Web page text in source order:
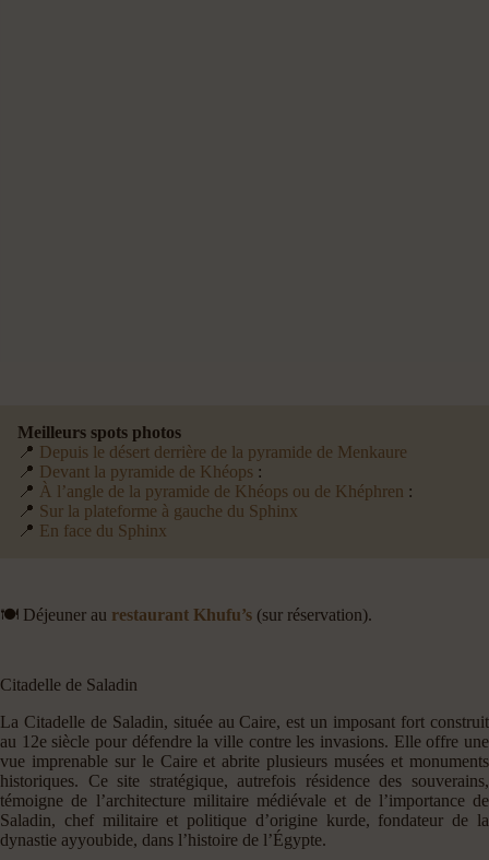
Meilleurs spots photos
📍 Depuis le désert derrière de la pyramide de Menkaure
📍 Devant la pyramide de Khéops :
📍 À l’angle de la pyramide de Khéops ou de Khéphren :
📍 Sur la plateforme à gauche du Sphinx
📍 En face du Sphinx
🍽️ Déjeuner au restaurant Khufu’s (sur réservation).
Citadelle de Saladin
La Citadelle de Saladin, située au Caire, est un imposant fort construit
au 12e siècle pour défendre la ville contre les invasions. Elle offre une
vue imprenable sur le Caire et abrite plusieurs musées et monuments
historiques. Ce site stratégique, autrefois résidence des souverains,
témoigne de l’architecture militaire médiévale et de l’importance de
Saladin, chef militaire et politique d’origine kurde, fondateur de la
dynastie ayyoubide, dans l’histoire de l’Égypte.